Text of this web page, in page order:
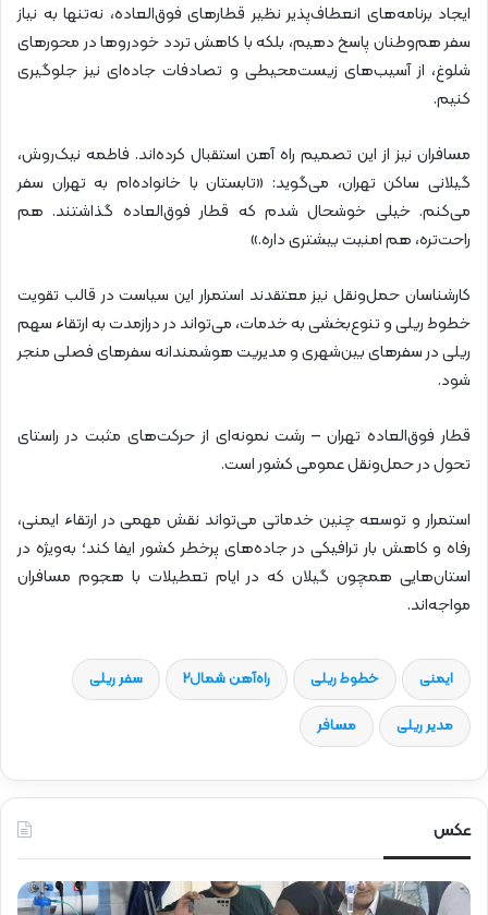
ایجاد برنامه‌های انعطاف‌پذیر نظیر قطارهای فوق‌العاده، نه‌تنها به نیاز
سفر هم‌وطنان پاسخ دهیم، بلکه با کاهش تردد خودروها در محورهای
شلوغ، از آسیب‌های زیست‌محیطی و تصادفات جاده‌ای نیز جلوگیری
کنیم.
مسافران نیز از این تصمیم راه آهن استقبال کرده‌اند. فاطمه نیک‌روش،
گیلانی ساکن تهران، می‌گوید: «تابستان با خانواده‌ام به تهران سفر
می‌کنم. خیلی خوشحال شدم که قطار فوق‌العاده گذاشتند. هم
راحت‌تره، هم امنیت بیشتری داره.»
کارشناسان حمل‌ونقل نیز معتقدند استمرار این سیاست در قالب تقویت
خطوط ریلی و تنوع‌بخشی به خدمات، می‌تواند در درازمدت به ارتقاء سهم
ریلی در سفرهای بین‌شهری و مدیریت هوشمندانه سفرهای فصلی منجر
شود.
قطار فوق‌العاده تهران – رشت نمونه‌ای از حرکت‌های مثبت در راستای
تحول در حمل‌ونقل عمومی کشور است.
استمرار و توسعه چنین خدماتی می‌تواند نقش مهمی در ارتقاء ایمنی،
رفاه و کاهش بار ترافیکی در جاده‌های پرخطر کشور ایفا کند؛ به‌ویژه در
استان‌هایی همچون گیلان که در ایام تعطیلات با هجوم مسافران
مواجه‌اند.
ایمنی خطوط ریلی راه‌آهن شمال2 سفر ریلی
مدیر ریلی مسافر
عکس
ح